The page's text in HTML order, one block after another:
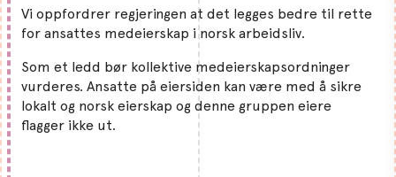
Vi oppfordrer regjeringen at det legges bedre til rette
for ansattes medeierskap i norsk arbeidsliv.
Som et ledd bør kollektive medeierskapsordninger
vurderes. Ansatte på eiersiden kan være med å sikre
lokalt og norsk eierskap og denne gruppen eiere
flagger ikke ut.